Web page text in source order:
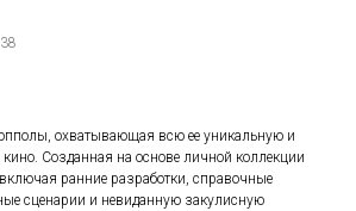
охватывающая всю ее уникальную и
Созданная на основе личной коллекции
ранние разработки, справочные
сценарии и невиданную закулисную